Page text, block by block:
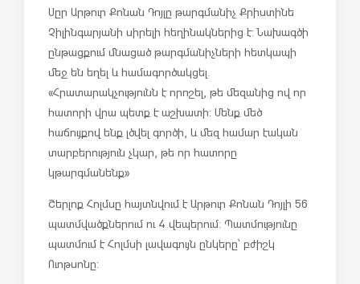
Սըր Արթուր Քոնան Դոյլը թարգմանիչ Քրիստինե
Չիլինգարյանի սիրելի հեղինակներից է: Նախագծի
ընթացքում մնացած թարգմանիչների հետկապի
մեջ են եղել և համագործակցել.
«Հրատարակչությունն է որոշել, թե մեզանից ով որ
հատորի վրա պետք է աշխատի: Մենք մեծ
հաճույքով ենք լծվել գործի, և մեզ համար էական
տարբերություն չկար, թե որ հատորը
կթարգմանենք»
Շերլոք Հոլմսը հայտնվում է Արթուր Քոնան Դոյլի 56
պատմվածքներում ու 4 վեպերում: Պատմությունը
պատմում է Հոլմսի լավագույն ընկերը՝ բժիշկ
Ուոթսոնը: